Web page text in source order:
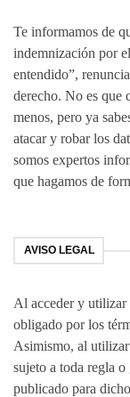
Te informamos de
indemnización por
entendido”,
derecho. No es que
menos, pero ya
atacar y robar los
somos expertos
que hagamos de
AVISO LEGAL
Al acceder y utilizar
obligado por los
Asimismo, al utilizar
sujeto a toda regla o
publicado para